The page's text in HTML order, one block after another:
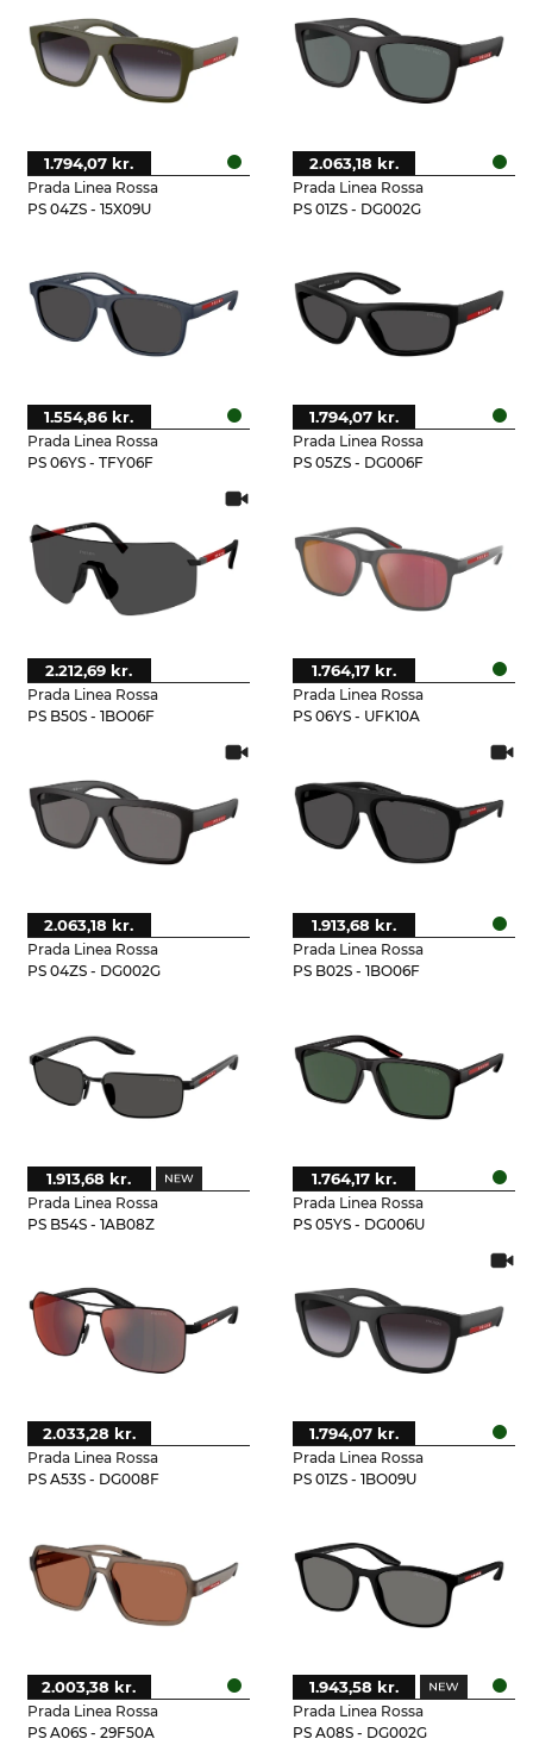
Prada Linea Rossa
PS 04ZS - 15X09U
1.794,07 kr.
Prada Linea Rossa
PS 01ZS - DG002G
2.063,18 kr.
Prada Linea Rossa
PS 06YS - TFY06F
1.554,86 kr.
Prada Linea Rossa
PS 05ZS - DG006F
1.794,07 kr.
Prada Linea Rossa
PS B50S - 1BO06F
2.212,69 kr.
Prada Linea Rossa
PS 06YS - UFK10A
1.764,17 kr.
Prada Linea Rossa
PS 04ZS - DG002G
2.063,18 kr.
Prada Linea Rossa
PS B02S - 1BO06F
1.913,68 kr.
Prada Linea Rossa
PS B54S - 1AB08Z
1.913,68 kr.
Prada Linea Rossa
PS 05YS - DG006U
1.764,17 kr.
Prada Linea Rossa
PS A53S - DG008F
2.033,28 kr.
Prada Linea Rossa
PS 01ZS - 1BO09U
1.794,07 kr.
Prada Linea Rossa
PS A06S - 29F50A
2.003,38 kr.
Prada Linea Rossa
PS A08S - DG002G
1.943,58 kr.